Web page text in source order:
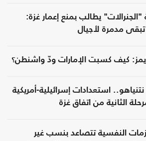
يطالب بمنع إعمار غزة:
مدمرة لأجيال
كيف كسبت الإمارات ودّ واشنطن؟
استعدادات إسرائيلية-أمريكية
الثانية من اتفاق غزة
النفسية تتصاعد بنسب غير